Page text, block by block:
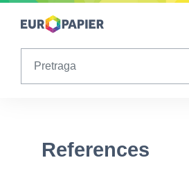
Table Of Content
References
Content Element Text
References